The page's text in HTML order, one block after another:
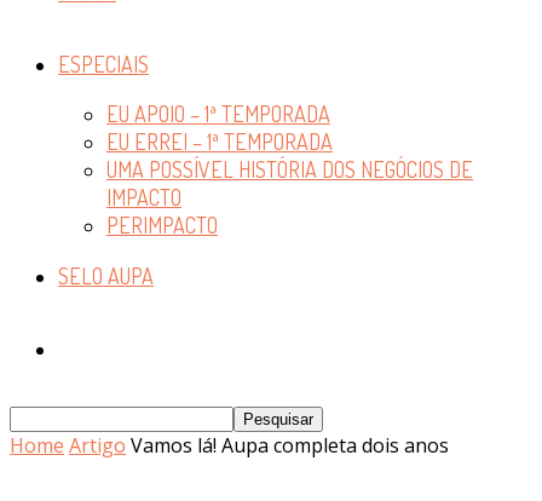
ESPECIAIS
EU APOIO – 1ª TEMPORADA
EU ERREI – 1ª TEMPORADA
UMA POSSÍVEL HISTÓRIA DOS NEGÓCIOS DE
IMPACTO
PERIMPACTO
SELO AUPA
Home Artigo Vamos lá! Aupa completa dois anos